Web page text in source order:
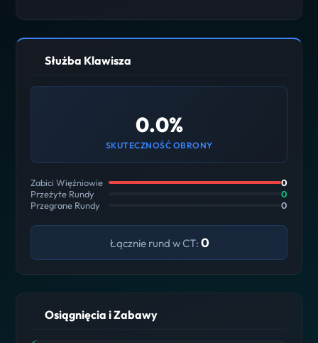
Służba Klawisza
0.0%
SKUTECZNOŚĆ OBRONY
Zabici Więźniowie
0
Przeżyte Rundy
0
Przegrane Rundy
0
Łącznie rund w CT: 0
Osiągnięcia i Zabawy